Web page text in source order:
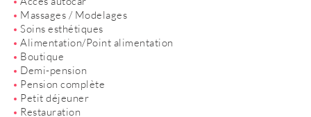
Massages / Modelages
Soins esthétiques
Alimentation/Point alimentation
Boutique
Demi-pension
Pension complète
Petit déjeuner
Restauration